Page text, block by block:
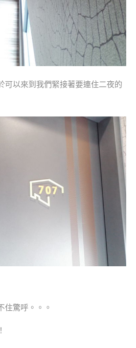
可以來到我們緊接著要連住二夜的
住驚呼。。。